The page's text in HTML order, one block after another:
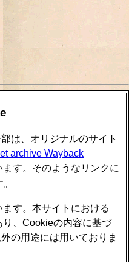
は、オリジナルのサイト
archive Wayback
す。そのようなリンクに
す。本サイトにおける
、Cookieの内容に基づ
の用途には用いておりま